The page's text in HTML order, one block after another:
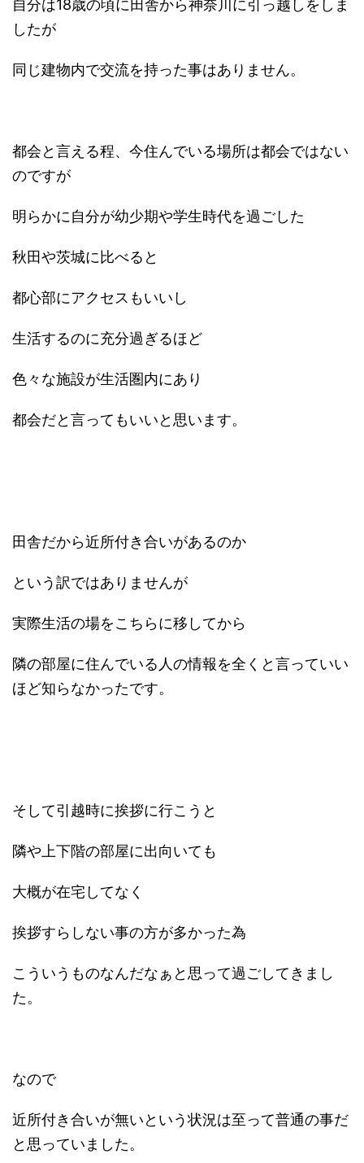
自分は18歳の頃に田舎から神奈川に引っ越しをしま
したが
同じ建物内で交流を持った事はありません。
都会と言える程、今住んでいる場所は都会ではない
のですが
明らかに自分が幼少期や学生時代を過ごした
秋田や茨城に比べると
都心部にアクセスもいいし
生活するのに充分過ぎるほど
色々な施設が生活圏内にあり
都会だと言ってもいいと思います。
田舎だから近所付き合いがあるのか
という訳ではありませんが
実際生活の場をこちらに移してから
隣の部屋に住んでいる人の情報を全くと言っていい
ほど知らなかったです。
そして引越時に挨拶に行こうと
隣や上下階の部屋に出向いても
大概が在宅してなく
挨拶すらしない事の方が多かった為
こういうものなんだなぁと思って過ごしてきまし
た。
なので
近所付き合いが無いという状況は至って普通の事だ
と思っていました。